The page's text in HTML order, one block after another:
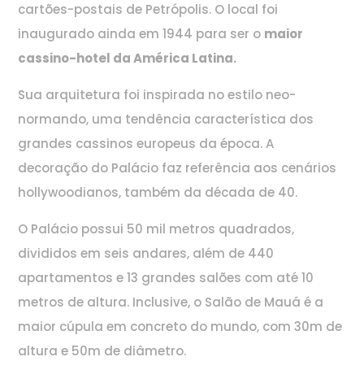
cartões-postais de Petrópolis. O local foi
inaugurado ainda em 1944 para ser o maior
cassino-hotel da América Latina.
Sua arquitetura foi inspirada no estilo neo-
normando, uma tendência característica dos
grandes cassinos europeus da época. A
decoração do Palácio faz referência aos cenários
hollywoodianos, também da década de 40.
O Palácio possui 50 mil metros quadrados,
divididos em seis andares, além de 440
apartamentos e 13 grandes salões com até 10
metros de altura. Inclusive, o Salão de Mauá é a
maior cúpula em concreto do mundo, com 30m de
altura e 50m de diâmetro.